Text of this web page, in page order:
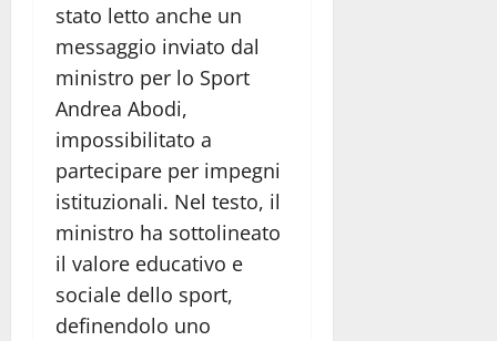
stato letto anche un
messaggio inviato dal
ministro per lo Sport
Andrea Abodi,
impossibilitato a
partecipare per impegni
istituzionali. Nel testo, il
ministro ha sottolineato
il valore educativo e
sociale dello sport,
definendolo uno